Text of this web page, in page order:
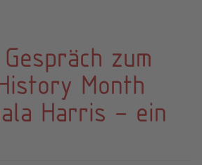
zum
Month
Harris – ein